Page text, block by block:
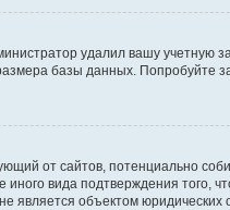
удалил вашу учетную
базы данных. Попробуйте
от сайтов, потенциально
вида подтверждения того,
является объектом юридических